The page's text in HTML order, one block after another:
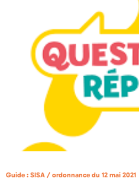
Guide : SISA / ordonnance du 12 mai 2021